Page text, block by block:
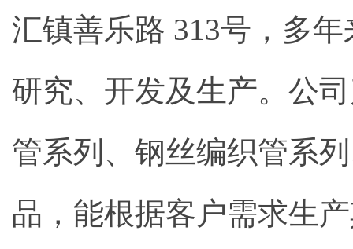
汇镇善乐路 313号，多
研究、开发及生产。公
管系列、钢丝编织管系
品，能根据客户需求生